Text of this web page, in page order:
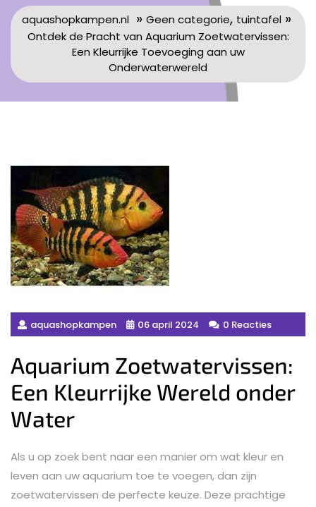
aquashopkampen.nl» Geen categorie, tuintafel»
Ontdek de Pracht van Aquarium Zoetwatervissen:
Een Kleurrijke Toevoeging aan uw
Onderwaterwereld
aquashopkampen 06 april 2024 0 Reacties
Aquarium Zoetwatervissen:
Een Kleurrijke Wereld onder
Water
Als u op zoek bent naar een manier om wat kleur en
leven aan uw aquarium toe te voegen, dan zijn
zoetwatervissen de perfecte keuze. Deze prachtige